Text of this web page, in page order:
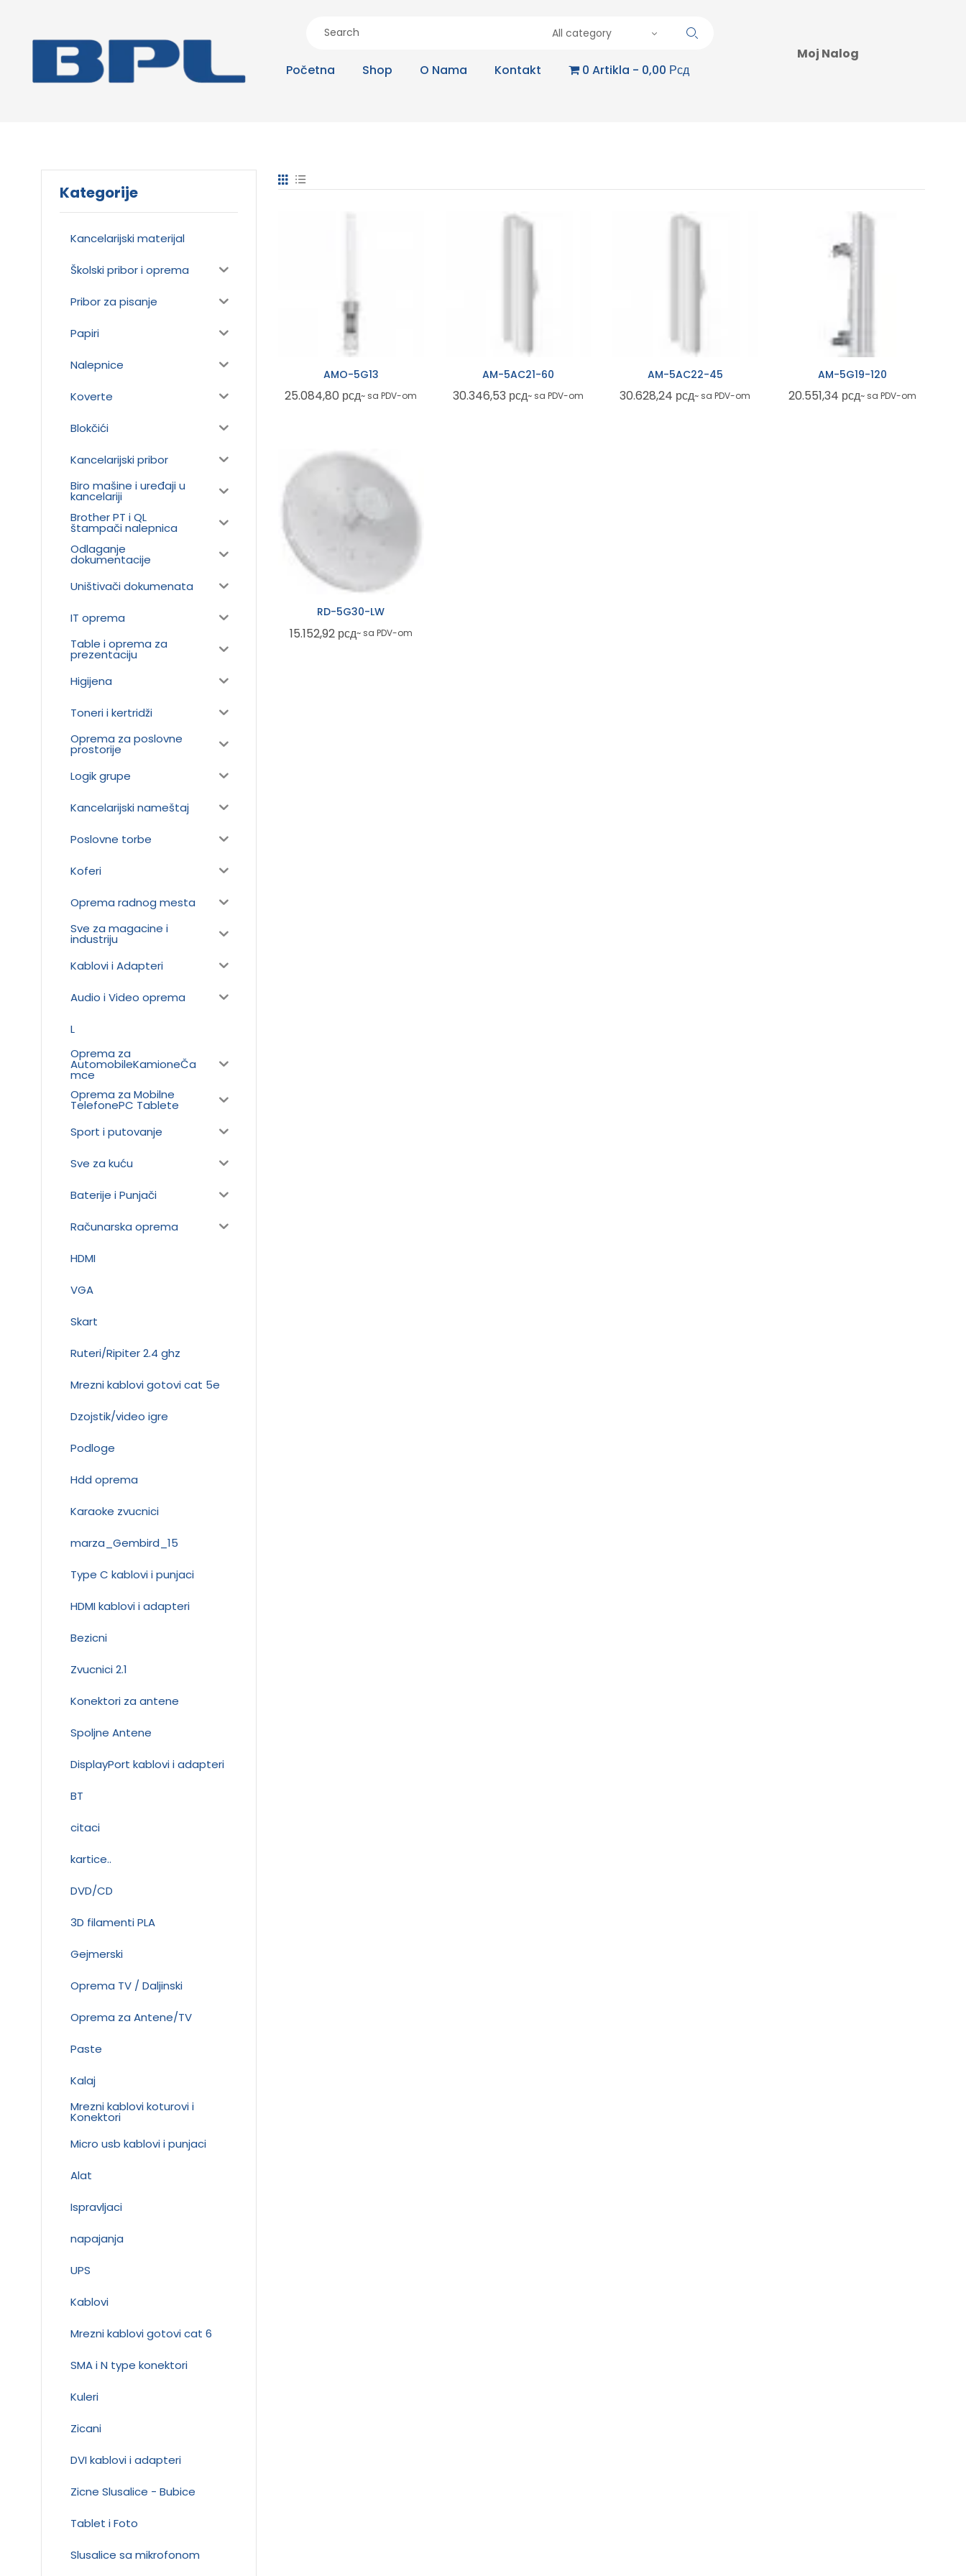
All category
Početna Shop O Nama Kontakt 0 Artikla 0,00 Рсд
Moj Nalog
AMO-5G13
25.084,80 рсд~ sa PDV-om
AM-5AC21-60
30.346,53 рсд~ sa PDV-om
AM-5AC22-45
30.628,24 рсд~ sa PDV-om
AM-5G19-120
20.551,34 рсд~ sa PDV-om
RD-5G30-LW
15.152,92 рсд~ sa PDV-om
Kategorije
Kancelarijski materijal
Školski pribor i oprema
Pribor za pisanje
Papiri
Nalepnice
Koverte
Blokčići
Kancelarijski pribor
Biro mašine i uređaji u
kancelariji
Brother PT i QL
štampači nalepnica
Odlaganje
dokumentacije
Uništivači dokumenata
IT oprema
Table i oprema za
prezentaciju
Higijena
Toneri i kertridži
Oprema za poslovne
prostorije
Logik grupe
Kancelarijski nameštaj
Poslovne torbe
Koferi
Oprema radnog mesta
Sve za magacine i
industriju
Kablovi i Adapteri
Audio i Video oprema
L
Oprema za
AutomobileKamioneČa
mce
Oprema za Mobilne
TelefonePC Tablete
Sport i putovanje
Sve za kuću
Baterije i Punjači
Računarska oprema
HDMI
VGA
Skart
Ruteri/Ripiter 2.4 ghz
Mrezni kablovi gotovi cat 5e
Dzojstik/video igre
Podloge
Hdd oprema
Karaoke zvucnici
marza_Gembird_15
Type C kablovi i punjaci
HDMI kablovi i adapteri
Bezicni
Zvucnici 2.1
Konektori za antene
Spoljne Antene
DisplayPort kablovi i adapteri
BT
citaci
kartice..
DVD/CD
3D filamenti PLA
Gejmerski
Oprema TV / Daljinski
Oprema za Antene/TV
Paste
Kalaj
Mrezni kablovi koturovi i
Konektori
Micro usb kablovi i punjaci
Alat
Ispravljaci
napajanja
UPS
Kablovi
Mrezni kablovi gotovi cat 6
SMA i N type konektori
Kuleri
Zicani
DVI kablovi i adapteri
Zicne Slusalice - Bubice
Tablet i Foto
Slusalice sa mikrofonom